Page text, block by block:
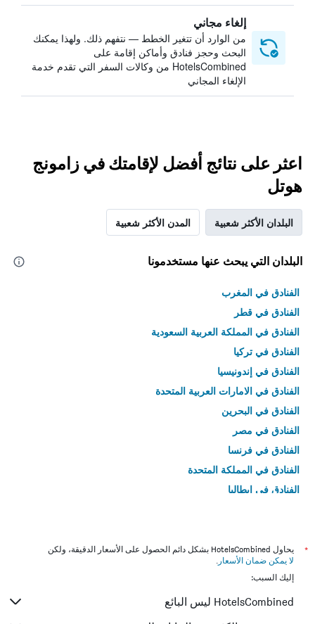
إلغاء مجاني
من الوارد أن تتغير الخطط — نتفهم ذلك. ولهذا يمكنك
البحث وحجز فنادق وأماكن إقامة على
HotelsCombined من وكالات السفر التي تقدم خدمة
الإلغاء المجاني
اعثر على نتائج أفضل لإقامتك في زامونج
هوتل
البلدان الأكثر شعبية المدن الأكثر شعبية
البلدان التي يبحث عنها مستخدمونا
الفنادق في المغرب
الفنادق في قطر
الفنادق في المملكة العربية السعودية
الفنادق في تركيا
الفنادق في إندونيسيا
الفنادق في الامارات العربية المتحدة
الفنادق في البحرين
الفنادق في مصر
الفنادق في فرنسا
الفنادق في المملكة المتحدة
الفنادق في إيطاليا
*
يحاول HotelsCombined بشكل دائم الحصول على الأسعار الدقيقة، ولكن
لا يمكن ضمان الأسعار .
إليك السبب:
HotelsCombined ليس البائع